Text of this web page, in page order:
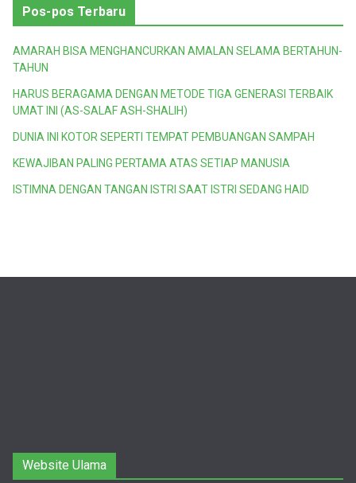
Pos-pos Terbaru
AMARAH BISA MENGHANCURKAN AMALAN SELAMA BERTAHUN-
TAHUN
HARUS BERAGAMA DENGAN METODE TIGA GENERASI TERBAIK
UMAT INI (AS-SALAF ASH-SHALIH)
DUNIA INI KOTOR SEPERTI TEMPAT PEMBUANGAN SAMPAH
KEWAJIBAN PALING PERTAMA ATAS SETIAP MANUSIA
ISTIMNA DENGAN TANGAN ISTRI SAAT ISTRI SEDANG HAID
Website Ulama